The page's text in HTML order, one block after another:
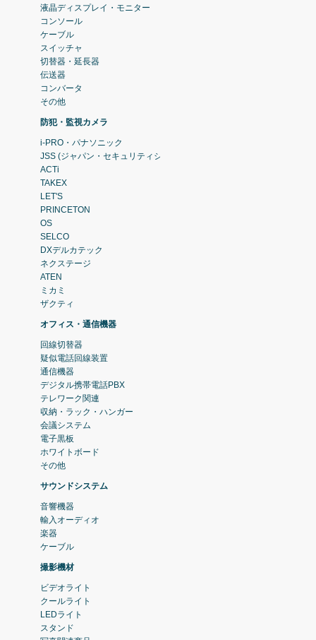
液晶ディスプレイ・モニター
コンソール
ケーブル
スイッチャ
切替器・延長器
伝送器
コンバータ
その他
防犯・監視カメラ
i-PRO・パナソニック
JSS (ジャパン・セキュリティシステム)
ACTi
TAKEX
LET'S
PRINCETON
OS
SELCO
DXデルカテック
ネクステージ
ATEN
ミカミ
ザクティ
オフィス・通信機器
回線切替器
疑似電話回線装置
通信機器
デジタル携帯電話PBX
テレワーク関連
収納・ラック・ハンガー
会議システム
電子黒板
ホワイトボード
その他
サウンドシステム
音響機器
輸入オーディオ
楽器
ケーブル
撮影機材
ビデオライト
クールライト
LEDライト
スタンド